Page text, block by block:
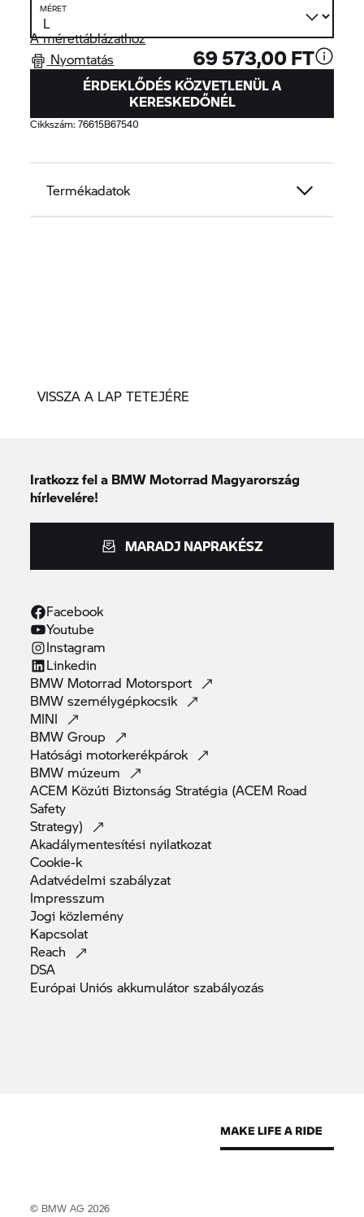
MÉRET
A mérettáblázathoz
Nyomtatás
69 573,00 FT
ÉRDEKLŐDÉS KÖZVETLENÜL A
KERESKEDŐNÉL
Cikkszám:76615B67540
Termékadatok
VISSZA A LAP TETEJÉRE
Iratkozz fel a BMW Motorrad Magyarország
hírlevelére!
MARADJ NAPRAKÉSZ
Facebook
Youtube
Instagram
Linkedin
BMW Motorrad Motorsport
BMWszemélygépkocsik
MINI
BMWGroup
Hatósági motorkerékpárok
BMW múzeum
ACEM Közúti Biztonság Stratégia (ACEM Road
Safety
Strategy)
Akadálymentesítési nyilatkozat
Cookie-k
Adatvédelmiszabályzat
Impresszum
Jogi közlemény
Kapcsolat
Reach
DSA
Európai Uniós akkumulátorszabályozás
© BMW AG 2026